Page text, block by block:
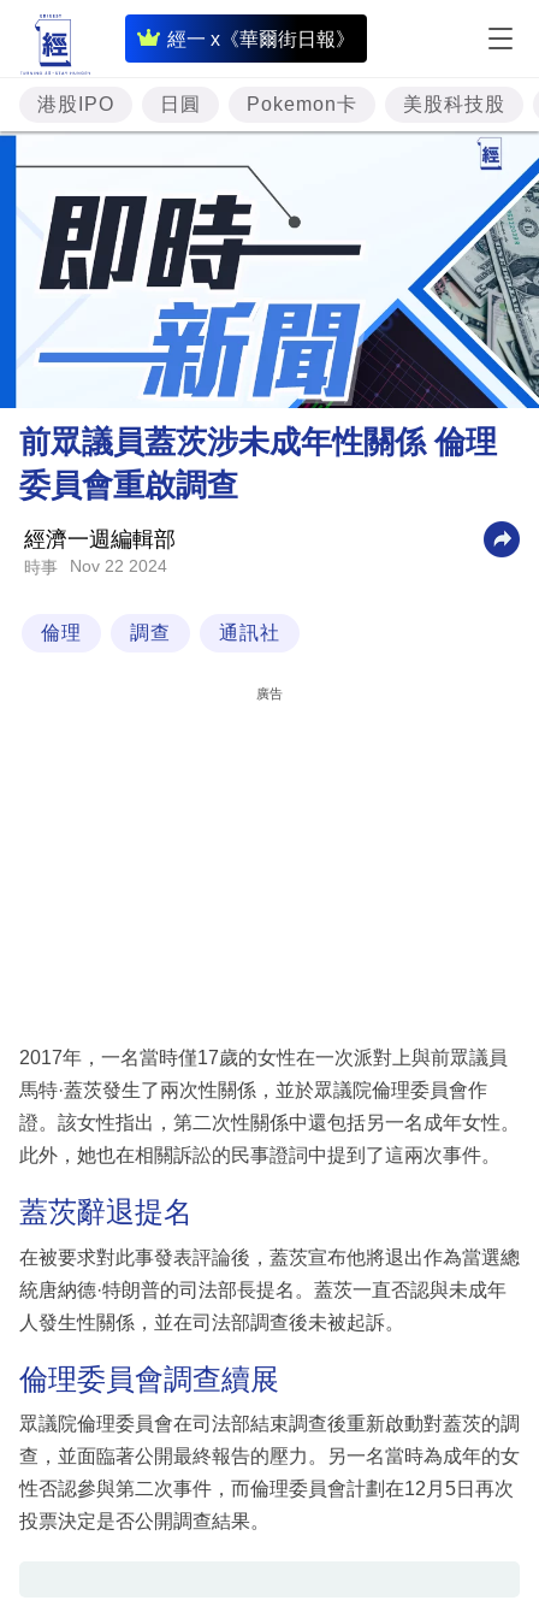
經一 x《華爾街日報》
即
時
財
經
專
題
投
資
樓
市
財
商
業
科
區
港股IPO 日圓 Pokemon卡 美股科技股
前眾議員蓋茨涉未成年性關係 倫理
委員會重啟調查
經濟一週編輯部
時事 Nov 22 2024
倫理 調查 通訊社
廣告
2017年，一名當時僅17歲的女性在一次派對上與前眾議員
馬特·蓋茨發生了兩次性關係，並於眾議院倫理委員會作
證。該女性指出，第二次性關係中還包括另一名成年女性。
此外，她也在相關訴訟的民事證詞中提到了這兩次事件。
蓋茨辭退提名
在被要求對此事發表評論後，蓋茨宣布他將退出作為當選總
統唐納德·特朗普的司法部長提名。蓋茨一直否認與未成年
人發生性關係，並在司法部調查後未被起訴。
倫理委員會調查續展
眾議院倫理委員會在司法部結束調查後重新啟動對蓋茨的調
查，並面臨著公開最終報告的壓力。另一名當時為成年的女
性否認參與第二次事件，而倫理委員會計劃在12月5日再次
投票決定是否公開調查結果。